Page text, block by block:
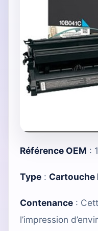
Référence OEM :
Type : Cartouche
Contenance :
l’impression